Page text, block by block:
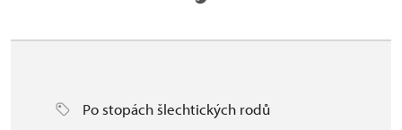
Po stopách šlechtických rodů